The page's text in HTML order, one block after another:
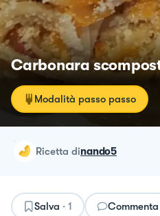
Carbonara
Modalità passo passo
ricetta dinando5
Salva · 1 Commenta